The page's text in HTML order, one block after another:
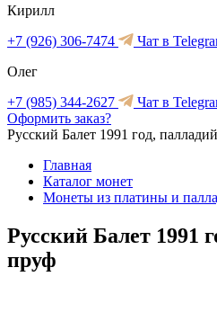
Кирилл
+7 (926) 306-7474
Чат в
Олег
+7 (985) 344-2627
Чат в
Оформить заказ?
Русский Балет 1991 год,
Главная
Каталог монет
Монеты из платины и
Русский Балет 1991
пруф